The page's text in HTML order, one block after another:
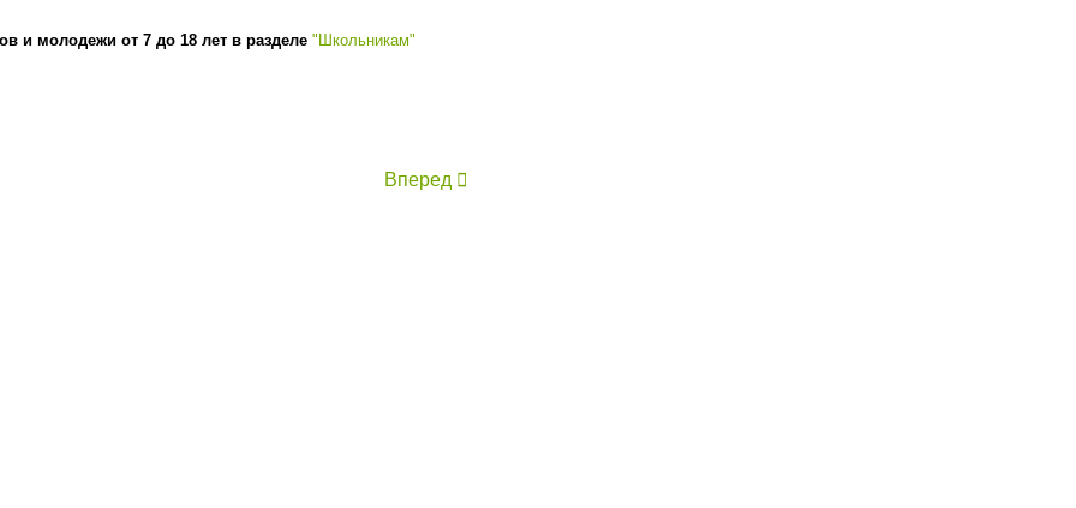
и молодежи от 7 до 18 лет в разделе "Школьникам"
Вперед